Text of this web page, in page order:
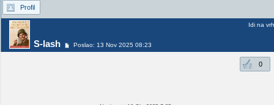
Profil
S-lash Poslao: 13 Nov 2025 08:23
Idi na vrh
0